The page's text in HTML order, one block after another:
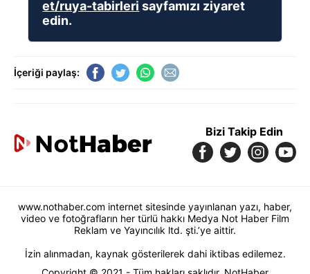
et/ruya-tabirleri sayfamızı ziyaret
edin.
İçeriği paylaş:
Bizi Takip Edin
www.nothaber.com internet sitesinde yayınlanan yazı, haber,
video ve fotoğrafların her türlü hakkı Medya Not Haber Film
Reklam ve Yayıncılık ltd. şti.’ye aittir.
İzin alınmadan, kaynak gösterilerek dahi iktibas edilemez.